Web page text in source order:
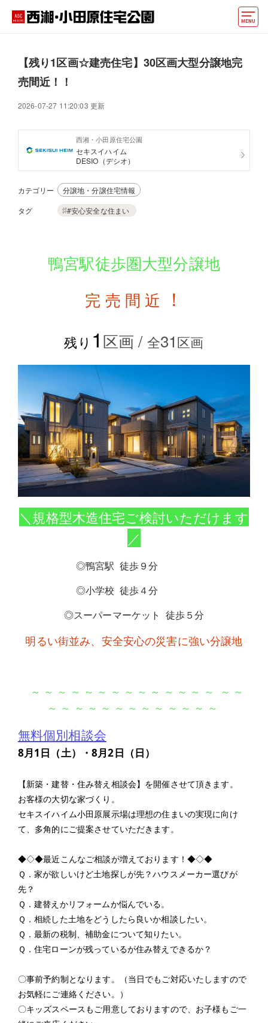
住宅会社・ハウスメーカー
イベント情報・プレゼント
好みからモデルハウスを探す
他の展示場 ABCハウジングトップ
【残り1区画☆建売住宅】30区画大型分譲地完
売間近！！
2026-07-27 11:20:03 更新
西湘・小田原住宅公園
セキスイハイム
DESIO（デシオ）
カテゴリー
分譲地・分譲住宅情報
タグ
#安心安全な住まい
鴨宮駅徒歩圏大型分譲地
完 売 間 近
！
残り 1 区画 / 全31区画
＼規格型木造住宅ご検討いただけます
／
◎鴨宮駅 徒歩９分
◎小学校 徒歩４分
◎スーパーマーケット 徒歩５分
明るい街並み、安全安心の災害に強い分譲地
～ ～ ～ ～ ～ ～ ～ ～ ～ ～ ～ ～ ～ ～ ～ ～
～ ～ ～ ～ ～ ～ ～ ～ ～ ～ ～ ～ ～
無料個別相談会
8月1日（土）・8月2日（日）
【新築・建替・住み替え相談会】を開催させて頂きます。
お客様の大切な家づくり。
セキスイハイム小田原展示場は理想の住まいの実現に向け
て、多角的にご提案させていただきます。
◆◇◆最近こんなご相談が増えております！◆◇◆
Ｑ．家が欲しいけど土地探しが先？ハウスメーカー選びが
先？
Ｑ．建替えかリフォームか悩んでいる。
Ｑ．相続した土地をどうしたら良いか相談したい。
Ｑ．最新の税制、補助金について知りたい。
Ｑ．住宅ローンが残っているが住み替えできるか？
〇事前予約制となります。（当日でもご対応いたしますので
お気軽にご連絡ください。）
〇キッズスペースもご用意しておりますので、お子様もご一